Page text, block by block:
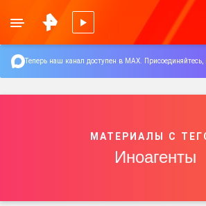
Теперь наш канал доступен в MAX. Присоединяйтесь,
МАТЕРИАЛЫ С
Иноагенты